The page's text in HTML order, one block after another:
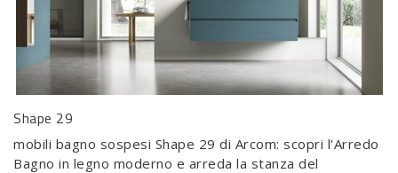
Shape 29
mobili bagno sospesi Shape 29 di Arcom: scopri l'Arredo
Bagno in legno moderno e arreda la stanza del